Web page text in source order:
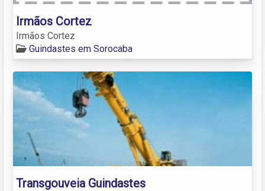
Irmãos Cortez
Irmãos Cortez
Guindastes em Sorocaba
Transgouveia Guindastes